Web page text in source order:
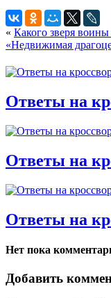
« Какого зверя
«Недвижимая
Ответы на
Ответы на
Ответы на
Нет пока
Добавить